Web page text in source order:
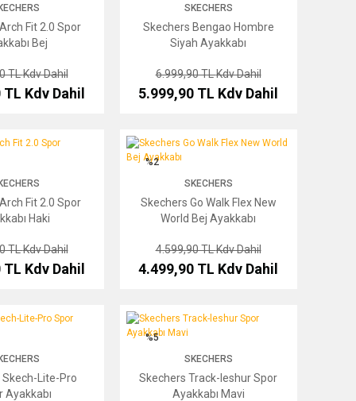
Fit 2.0 Spor
Bej
TLKdv Dahil
TL Kdv Dahil
SKECHERS
Skechers Bengao Hombre
Siyah Ayakkabı
6.999,90 TLKdv Dahil
5.999,90 TL Kdv Dahil
2.0 Spor Ayakkabı Haki
Fit 2.0 Spor
Haki
TLKdv Dahil
TL Kdv Dahil
Skechers Go Walk Flex New World Bej Ayakkabı
%2
SKECHERS
Skechers Go Walk Flex New
World Bej Ayakkabı
4.599,90 TLKdv Dahil
4.499,90 TL Kdv Dahil
Pro Spor Ayakkabı
Lite-Pro
Ayakkabı
Skechers Track-leshur Spor Ayakkabı Mavi
%5
SKECHERS
Skechers Track-leshur Spor
Ayakkabı Mavi